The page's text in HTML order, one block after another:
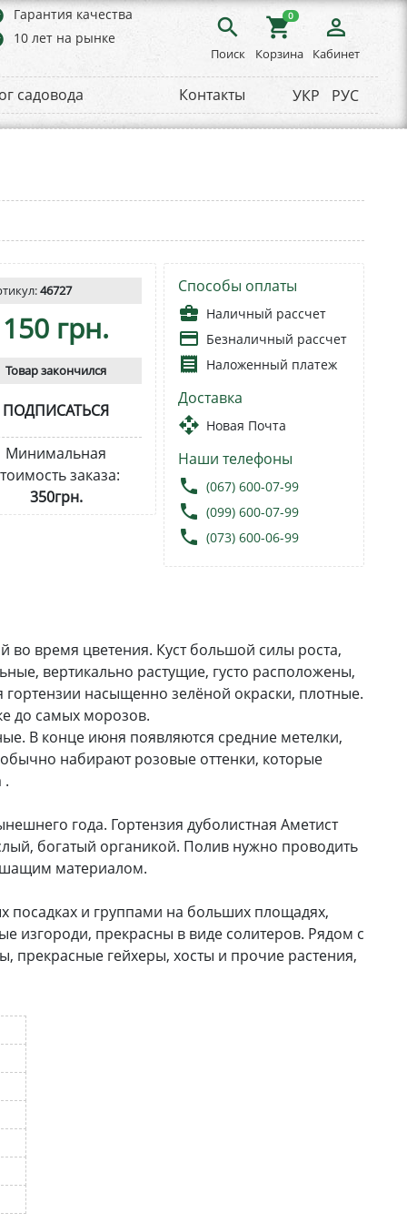
Гарантия качества
10 лет на рынке search
Поиск
shopping_cart
0
Корзина
person_outline
Кабинет
садовода Контакты УКР РУС
46727
150 грн.
Товар закончился
ПОДПИСАТЬСЯ
Минимальная
заказа:
350грн.
Способы оплаты
business_center Наличный рассчет
payment Безналичный рассчет
receipt Наложенный платеж
Доставка
open_with Новая Почта
Наши телефоны
local_phone (067) 600-07-99
local_phone (099) 600-07-99
local_phone (073) 600-06-99
во время цветения. Куст большой силы роста,
вертикально растущие, густо расположены,
насыщенно зелёной окраски, плотные.
до самых морозов.
В конце июня появляются средние метелки,
набирают розовые оттенки, которые
.
года. Гортензия дуболистная Аметист
богатый органикой. Полив нужно проводить
материалом.
посадках и группами на больших площадях,
изгороди, прекрасны в виде солитеров. Рядом с
прекрасные гейхеры, хосты и прочие растения,